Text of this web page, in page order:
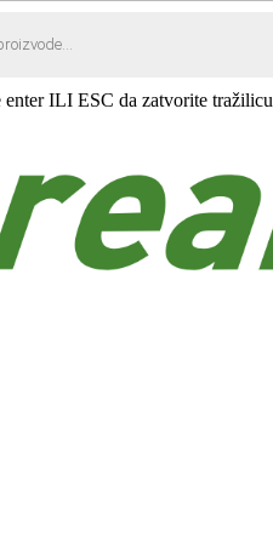
ILI ESC da zatvorite tražilicu